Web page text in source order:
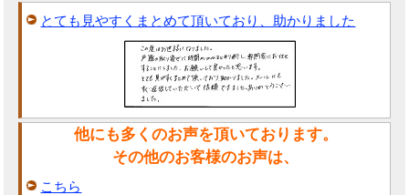
とても見やすくまとめて頂いており、助かりました
他にも多くのお声を頂いております。
その他のお客様のお声は、
こちら